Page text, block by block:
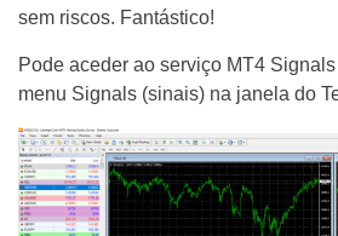
sem riscos. Fantástico!
Pode aceder ao serviço MT4
menu Signals (sinais) na janela do